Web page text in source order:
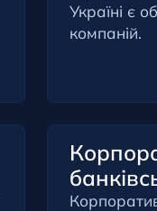
Україні є
компаній.